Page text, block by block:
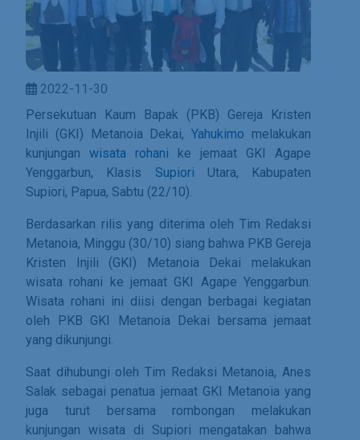
2022-11-30
Persekutuan Kaum Bapak (PKB) Gereja Kristen
Injili (GKI) Metanoia Dekai,Yahukimo melakukan
kunjungan wisata rohani ke jemaat GKI Agape
Yenggarbun, Klasis Supiori Utara, Kabupaten
Supiori, Papua, Sabtu (22/10).
Berdasarkan rilis yang diterima oleh Tim Redaksi
Metanoia, Minggu (30/10) siang bahwa PKB Gereja
Kristen Injili (GKI) Metanoia Dekai melakukan
wisata rohani ke jemaat GKI Agape Yenggarbun.
Wisata rohani ini diisi dengan berbagai kegiatan
oleh PKB GKI Metanoia Dekai bersama jemaat
yang dikunjungi.
Saat dihubungi oleh Tim Redaksi Metanoia, Anes
Salak sebagai penatua jemaat GKI Metanoia yang
juga turut bersama rombongan melakukan
kunjungan wisata di Supiori mengatakan bahwa